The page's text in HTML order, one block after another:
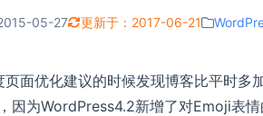
05-27 更新于：2017-06-21
页面优化建议的时候发现博客比平时
因为WordPress4.2新增了对Emoji表